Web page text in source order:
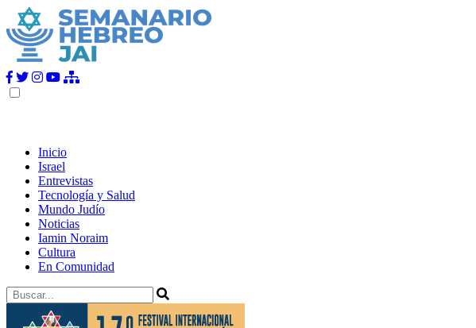
Inicio
Israel
Entrevistas
Tecnología y Salud
Mundo Judío
Noticias
Iamin Noraim
Cultura
En Comunidad